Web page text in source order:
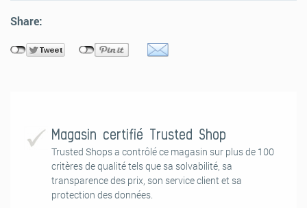
Papiertapeten
Papiertapeten erfordern beim Anbringen ein wenig Geschick. Unsere
Share:
Magasin certifié Trusted Shop
Trusted Shops a contrôlé ce magasin sur plus de 100
critères de qualité tels que sa solvabilité, sa
transparence des prix, son service client et sa
protection des données.